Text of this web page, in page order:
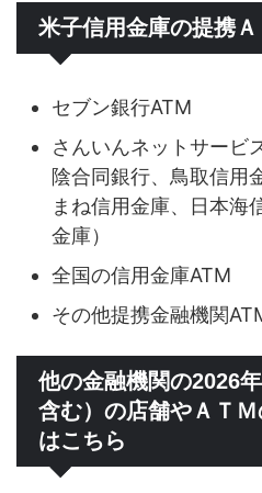
米子信用金庫の提携
セブン銀行ATM
さんいんネットサービ
陰合同銀行、鳥取信用
まね信用金庫、日本海
金庫）
全国の信用金庫ATM
その他提携金融機関
他の金融機関の2026
含む）の店舗やＡＴ
はこちら